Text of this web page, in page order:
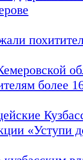
более
«Уступи